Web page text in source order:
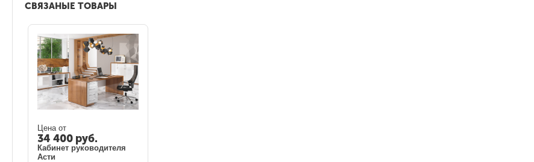
СВЯЗАНЫЕ ТОВАРЫ
Цена от
34 400 руб.
Кабинет руководителя
Асти